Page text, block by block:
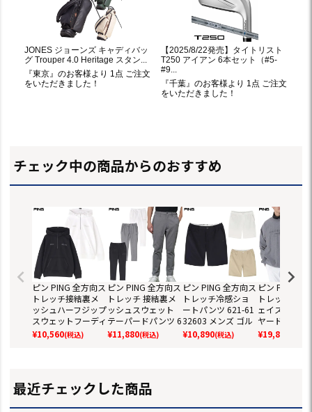
チェック中の商品からのおすすめ
ピン PING 全方向ス
トレッチ接結裏メ
ッシュハーフジップ
スウェットフーディ
621-6162203 長袖
メンズ ゴルフウェ
¥10,560(税込)
ピン PING 全方向ス
トレッチ 接結裏メ
ッシュスウェット
テーパードパンツ 6
21-6131205 メンズ
ゴルフウェア 2026
¥11,880(税込)
ピン PING 全方向ス
トレッチ冷感ショ
ートパンツ 621-61
32603 メンズ ゴル
フウェア 2026春夏
モデル 日本正規品
¥10,890(税込)
ピン PING 全
トレッチ/ダ
ェイス ツイ
ヤードアウタ
1-5220901 長
ンズ ゴルフ
¥19,800
最近チェックした商品